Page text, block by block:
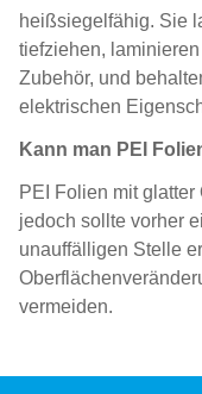
heißsiegelfähig. Sie
tiefziehen,
Zubehör, und
elektrischen
Kann man PEI
PEI Folien mit
jedoch sollte vorher
unauffälligen Stelle
vermeiden.